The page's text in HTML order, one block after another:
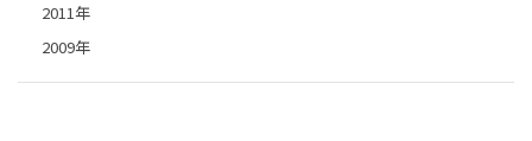
2011年
2009年